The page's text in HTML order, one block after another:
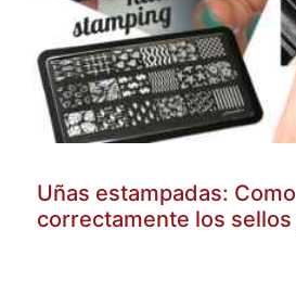
Uñas estampadas:
correctamente los sellos